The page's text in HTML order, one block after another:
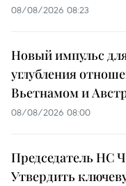
08/08/2026 08:23
Новый импульс
углубления
Вьетнамом и
08/08/2026 08:00
Председатель НС
Утвердить